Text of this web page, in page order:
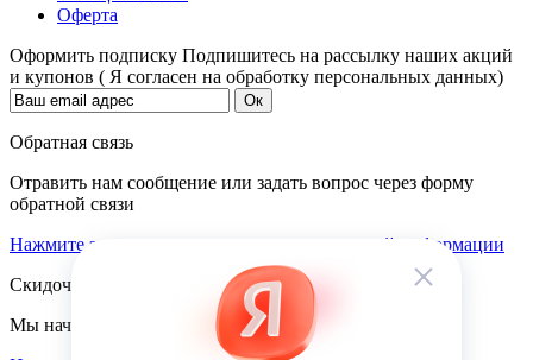
Оферта
Оформить подписку Подпишитесь на рассылку наших акций
и купонов ( Я согласен на обработку персональных данных)
Обратная связь
Отравить нам сообщение или задать вопрос через форму
обратной связи
Нажмите здесь для получения дополнительной информации
Скидочная система
Мы начисляем кэшбэк с покупок